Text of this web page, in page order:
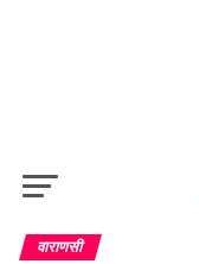
वाराणसी